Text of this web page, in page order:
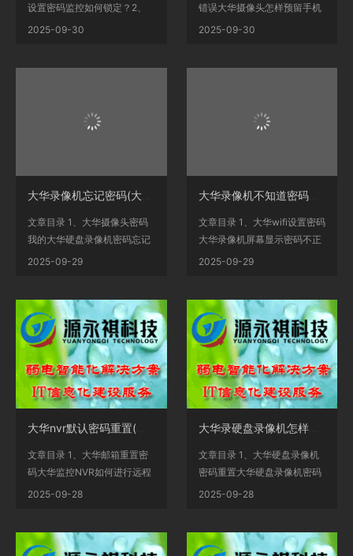
设置密码监控如何锁定？2、
监控用户名admin原始密...
2025-09-30
错误大华摄像头怎样预留手机
号码？2、hfw2125m怎么...
2025-09-30
文章目录 1、大华摄像头密码
我的大华硬盘录像机密码忘记
了怎么办？2、大华...
2025-09-29
大华录像机不知道密码怎么办(大华摄像密码不正确咋办)
文章目录 1、大华wifi设置密码
大华录像机屏幕显示密码不正
确？2、hfw2125m怎么重...
2025-09-29
文章目录 1、大华邮箱重置密
码大华监控NVR如何进行远程
访问？2、浙江大华校招...
2025-09-28
大华录硬盘录像机怎样重置密码?(大华硬盘录像机恢复初始密码)
文章目录 1、大华硬盘录像机
密码重置大华硬盘录像机密码
忘了怎么恢复？2、大...
2025-09-28